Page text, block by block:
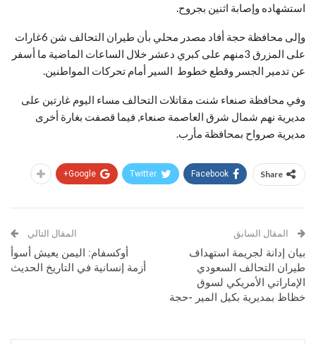
استشهاده وإصابة اثنين بجروح.
وإلى محافظة حجة أفاد مصدر محلي بأن طيران التحالف شن 6غارات
على المزرق 3منهم على كبري دعشر خلال الساعات الماضية ما أسفر
عن تدمير الجسر وقطع خطوط السير أمام تحركات المواطنين.
وفي محافظة صنعاء شنت مقاتلات التحالف مساء اليوم غارتين على
مديرية نهم شمال شرق العاصمة صنعاء, فيما قصفت بغارة أخرى
مديرية صرواح بمحافظة مأرب.
Share
Facebook
Twitter
Google+
المقال السابق
بيان إدانة لجريمة استهداف
طيران التحالف السعودي
الإماراتي الأمريكي لسوق
خظاظ بمديرية بكيل المير -حجة
المقال التالي
أوكسفام: اليمن يعيش أسوأ
أزمة إنسانية في التاريخ الحديث